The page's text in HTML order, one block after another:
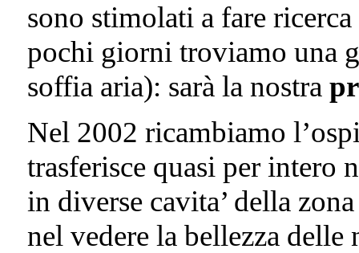
sono stimolati a fare
pochi giorni troviamo una
soffia aria): sarà la nostra
Nel 2002 ricambiamo
trasferisce quasi per intero
in diverse cavita’ della
nel vedere la bellezza